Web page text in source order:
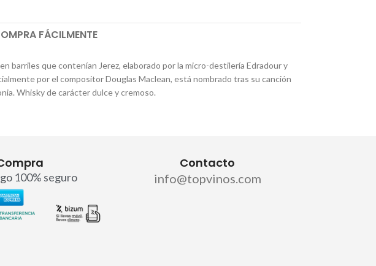
FÁCILMENTE
barriles que contenían Jerez, elaborado por la micro-destilería Edradour y
por el compositor Douglas Maclean, está nombrado tras su canción
Whisky de carácter dulce y cremoso.
100% seguro
Contacto
info@topvinos.com